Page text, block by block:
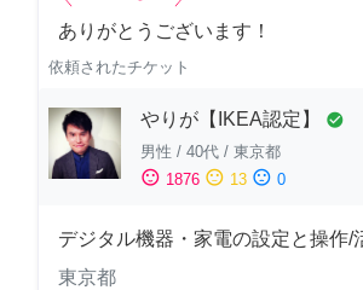
ありがとうございます！
依頼されたチケット
やりが【IKEA認定】 check_circle
男性 / 40代 / 東京都
sentiment_satisfied 1876 sentiment_neutral 13 sentiment_dissatisfied 0
デジタル機器・家電の設定と操作/
東京都